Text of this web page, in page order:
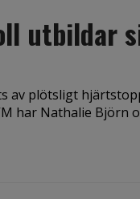
utbildar
av plötsligt
har Nathalie Björn